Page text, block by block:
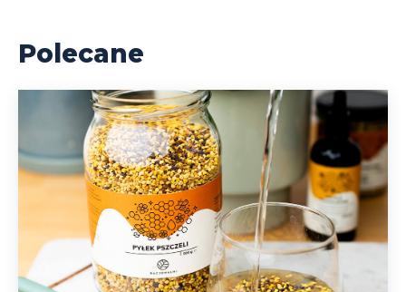
Polecane